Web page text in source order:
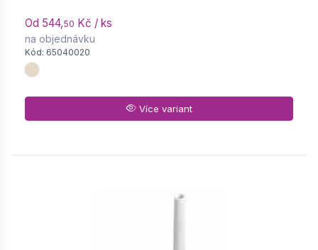
Od 544,50 Kč / ks
na objednávku
Kód: 65040020
Více variant